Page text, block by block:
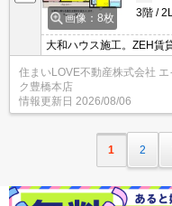
画像：8枚
3階
大和ハウス施工。ZEH賃
住まいLOVE不動産株式会社
ク豊橋本店
情報更新日 2026/08/06
1 2